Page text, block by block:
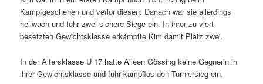
Kampfgeschehen und verlor diesen. Danach war sie allerdings
hellwach und fuhr zwei sichere Siege ein. In ihrer zu viert
besetzten Gewichtsklasse erkämpfte Kim damit Platz zwei.
In der Altersklasse U 17 hatte Aileen Gössing keine Gegnerin in
ihrer Gewichtsklasse und fuhr kampflos den Turniersieg ein.